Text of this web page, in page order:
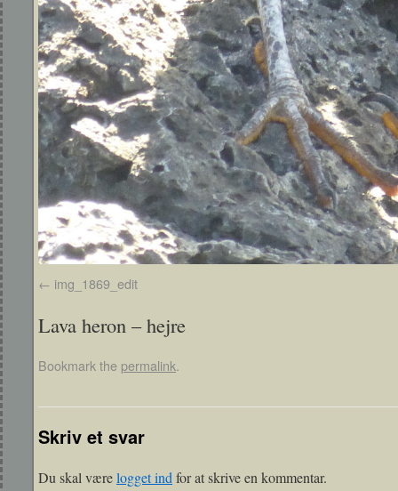
img_1869_edit
Lava heron – hejre
Bookmark the permalink.
Skriv et svar
Du skal værelogget ind for at skrive en kommentar.